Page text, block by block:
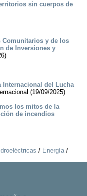
sin cuerpos de
Comunitarios y de los
de Inversiones y
Internacional del Lucha
(19/09/2025)
los mitos de la
de incendios
/ Energía/